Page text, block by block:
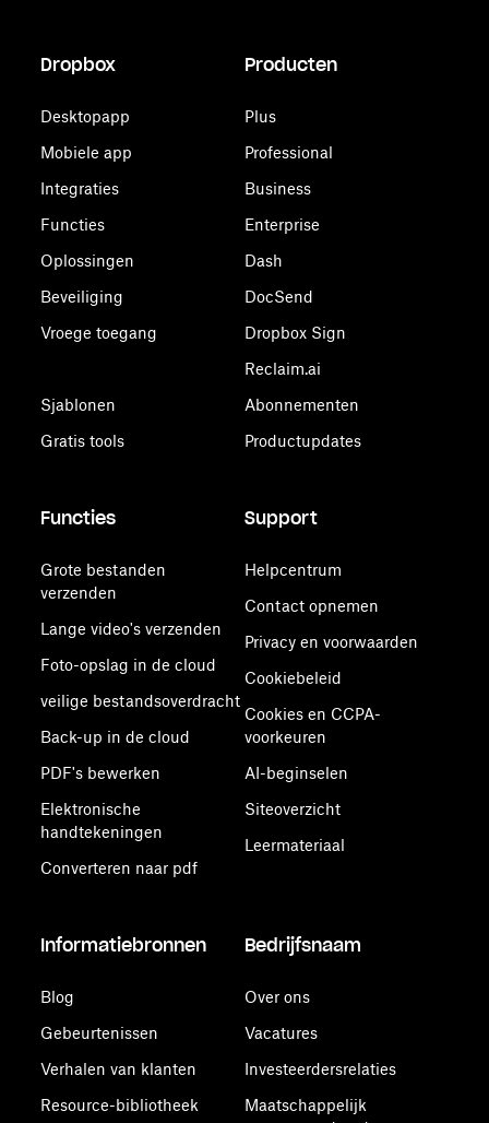
Dropbox
Desktopapp
Mobiele app
Integraties
Functies
Oplossingen
Beveiliging
Vroege toegang
Sjablonen
Gratis tools
Producten
Plus
Professional
Business
Enterprise
Dash
DocSend
Dropbox Sign
Reclaim.ai
Abonnementen
Productupdates
Functies
Grote bestanden
verzenden
Lange video's verzenden
Foto-opslag in de cloud
veilige bestandsoverdracht
Back-up in de cloud
PDF's bewerken
Elektronische
handtekeningen
Converteren naar pdf
Support
Helpcentrum
Contact opnemen
Privacy en voorwaarden
Cookiebeleid
Cookies en CCPA-
voorkeuren
AI-beginselen
Siteoverzicht
Leermateriaal
Informatiebronnen
Blog
Gebeurtenissen
Verhalen van klanten
Resource-bibliotheek
Bedrijfsnaam
Over ons
Vacatures
Investeerdersrelaties
Maatschappelijk